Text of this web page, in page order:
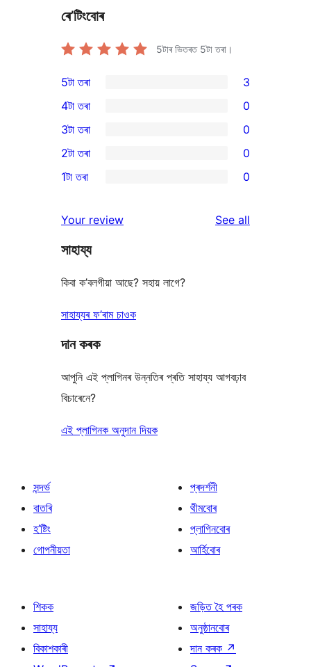
ৰে’টিংবোৰ
5টাৰ ভিতৰত 5টা তৰা।
3
5-
star
reviews
5টা তৰা 3
4-
star
reviews
4টা তৰা 0
0
3-
star
3টা তৰা 0
2-
reviews
2টা তৰা 0
star
reviews
1টা তৰা 0
Your review See all
সাহায্য
কিবা ক’বলগীয়া আছে? সহায় লাগে?
সাহায্যৰ ফ’ৰাম চাওক
দান কৰক
আপুনি এই প্লাগিনৰ উন্নতিৰ প্ৰতি সাহায্য আগবঢ়াব
বিচাৰেনে?
এই প্লাগিনক অনুদান দিয়ক
সন্দৰ্ভ
বাতৰি
হ’ষ্টিং
গোপনীয়তা
প্ৰদৰ্শনী
থীমবোৰ
প্লাগিনবোৰ
আৰ্হিবোৰ
শিকক
সাহায্য
বিকাশকাৰী
জড়িত হৈ পৰক
অনুষ্ঠানবোৰ
দান কৰক ↗